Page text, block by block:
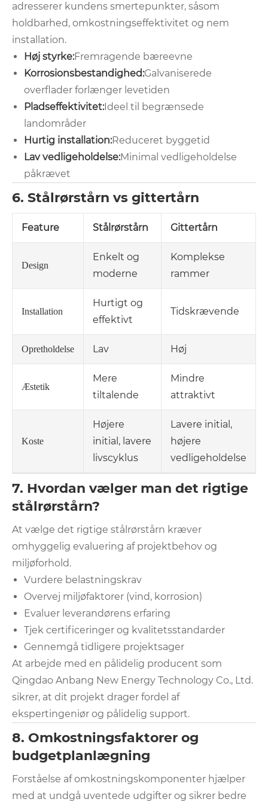
adresserer kundens smertepunkter, såsom
holdbarhed, omkostningseffektivitet og nem
installation.
Høj styrke:Fremragende bæreevne
Korrosionsbestandighed:Galvaniserede
overflader forlænger levetiden
Pladseffektivitet:Ideel til begrænsede
landområder
Hurtig installation:Reduceret byggetid
Lav vedligeholdelse:Minimal vedligeholdelse
påkrævet
6. Stålrørstårn vs gittertårn
Feature Stålrørstårn Gittertårn
Design
Enkelt og
moderne
Komplekse
rammer
Installation
Hurtigt og
effektivt
Tidskrævende
Opretholdelse Lav Høj
Æstetik
Mere
tiltalende
Mindre
attraktivt
Koste
Højere
initial, lavere
livscyklus
Lavere initial,
højere
vedligeholdelse
7. Hvordan vælger man det rigtige
stålrørstårn?
At vælge det rigtige stålrørstårn kræver
omhyggelig evaluering af projektbehov og
miljøforhold.
Vurdere belastningskrav
Overvej miljøfaktorer (vind, korrosion)
Evaluer leverandørens erfaring
Tjek certificeringer og kvalitetsstandarder
Gennemgå tidligere projektsager
At arbejde med en pålidelig producent som
Qingdao Anbang New Energy Technology Co., Ltd.
sikrer, at dit projekt drager fordel af
ekspertingeniør og pålidelig support.
8. Omkostningsfaktorer og
budgetplanlægning
Forståelse af omkostningskomponenter hjælper
med at undgå uventede udgifter og sikrer bedre